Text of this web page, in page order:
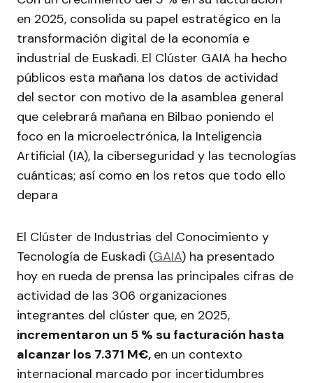
en 2025, consolida su papel estratégico en la
transformación digital de la economía e
industrial de Euskadi. El Clúster GAIA ha hecho
públicos esta mañana los datos de actividad
del sector con motivo de la asamblea general
que celebrará mañana en Bilbao poniendo el
foco en la microelectrónica, la Inteligencia
Artificial (IA), la ciberseguridad y las tecnologías
cuánticas; así como en los retos que todo ello
depara
El Clúster de Industrias del Conocimiento y
Tecnología de Euskadi (GAIA) ha presentado
hoy en rueda de prensa las principales cifras de
actividad de las 306 organizaciones
integrantes del clúster que, en 2025,
incrementaron un 5 % su facturación hasta
alcanzar los 7.371 M€, en un contexto
internacional marcado por incertidumbres